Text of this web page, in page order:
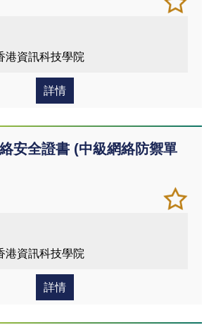
入/
課程
港資訊科技學院
詳情
安全證書 (中級網絡防禦單
加
入/
儲存
課程
港資訊科技學院
詳情